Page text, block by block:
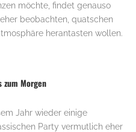
möchte, findet genauso
beobachten, quatschen
herantasten wollen.
zum Morgen
Jahr wieder einige
Party vermutlich eher